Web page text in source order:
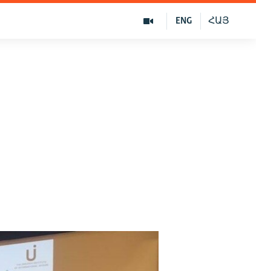
ՀԱՅ
ENG